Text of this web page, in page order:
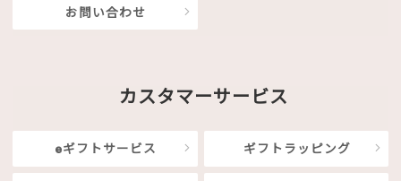
お問い合わせ
カスタマーサービス
eギフトサービス ギフトラッピング